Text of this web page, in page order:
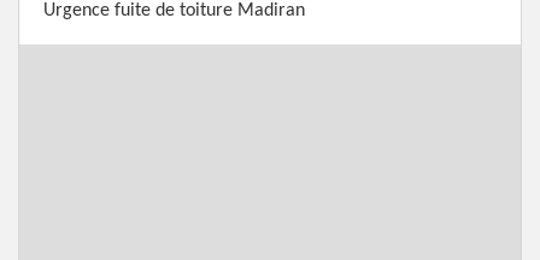
Urgence fuite de toiture Madiran